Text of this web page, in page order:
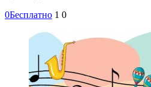
0Бесплатно 1 0